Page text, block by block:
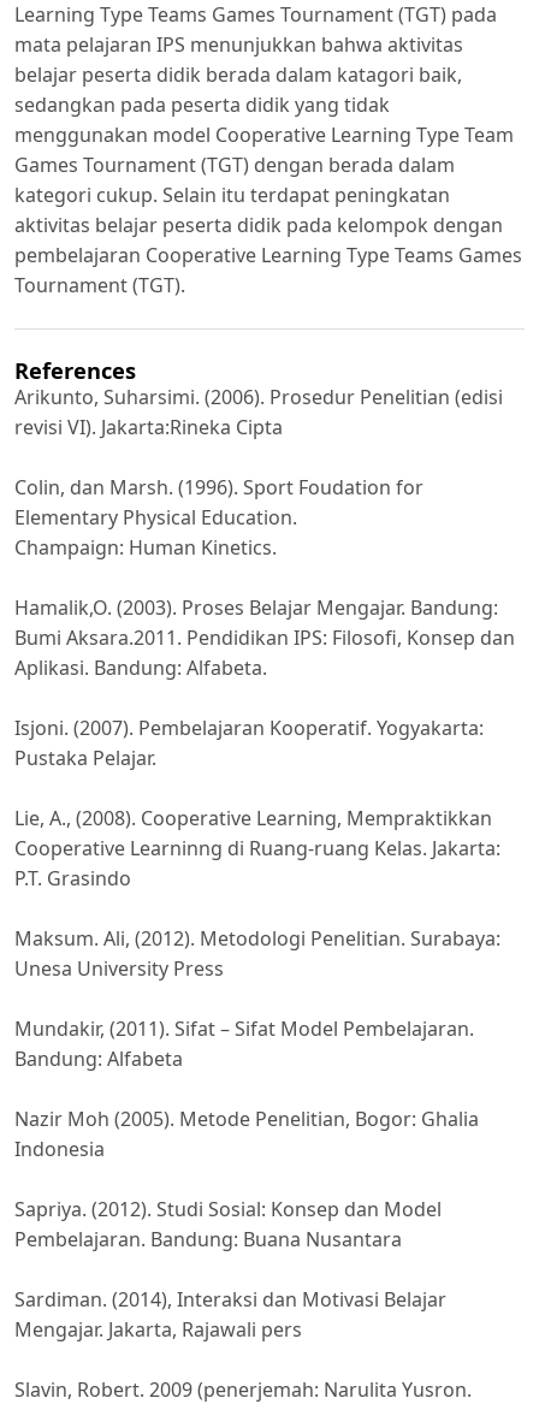
Learning Type Teams Games Tournament (TGT) pada
mata pelajaran IPS menunjukkan bahwa aktivitas
belajar peserta didik berada dalam katagori baik,
sedangkan pada peserta didik yang tidak
menggunakan model Cooperative Learning Type Team
Games Tournament (TGT) dengan berada dalam
kategori cukup. Selain itu terdapat peningkatan
aktivitas belajar peserta didik pada kelompok dengan
pembelajaran Cooperative Learning Type Teams Games
Tournament (TGT).
References
Arikunto, Suharsimi. (2006). Prosedur Penelitian (edisi
revisi VI). Jakarta:Rineka Cipta
Colin, dan Marsh. (1996). Sport Foudation for
Elementary Physical Education.
Champaign: Human Kinetics.
Hamalik,O. (2003). Proses Belajar Mengajar. Bandung:
Bumi Aksara.2011. Pendidikan IPS: Filosofi, Konsep dan
Aplikasi. Bandung: Alfabeta.
Isjoni. (2007). Pembelajaran Kooperatif. Yogyakarta:
Pustaka Pelajar.
Lie, A., (2008). Cooperative Learning, Mempraktikkan
Cooperative Learninng di Ruang-ruang Kelas. Jakarta:
P.T. Grasindo
Maksum. Ali, (2012). Metodologi Penelitian. Surabaya:
Unesa University Press
Mundakir, (2011). Sifat – Sifat Model Pembelajaran.
Bandung: Alfabeta
Nazir Moh (2005). Metode Penelitian, Bogor: Ghalia
Indonesia
Sapriya. (2012). Studi Sosial: Konsep dan Model
Pembelajaran. Bandung: Buana Nusantara
Sardiman. (2014), Interaksi dan Motivasi Belajar
Mengajar. Jakarta, Rajawali pers
Slavin, Robert. 2009 (penerjemah: Narulita Yusron.